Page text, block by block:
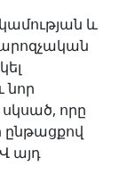
և
նոր
որը
այդ